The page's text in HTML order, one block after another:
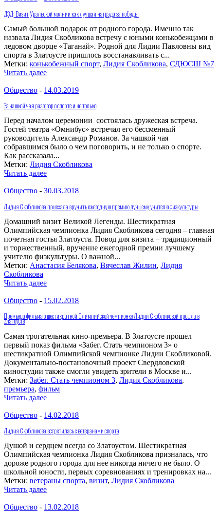
ДЗД: Визит Уральской молнии как лучшая награда за победы
Самый большой подарок от родного города. Именно так
назвала Лидия Скобликова встречу с юными конькобежцами в
ледовом дворце «Таганай». Родной для Лидии Павловны вид
спорта в Златоусте пришлось восстанавливать с...
Метки: конькобежный спорт, Лидия Скобликова, СДЮСШ №7
Читать далее
Общество - 14.03.2019
За чашкой чая разговор о спорте и не только
Перед началом церемонии состоялась дружеская встреча.
Гостей театра «Омнибус» встречал его бессменный
руководитель Александр Романов. За чашкой чая
собравшимся было о чем поговорить, и не только о спорте.
Как рассказала...
Метки: Лидия Скобликова
Читать далее
Общество - 30.03.2018
Лидия Скобликова приехала вручить ежегодную премию лучшему учителю физкультуры
Домашний визит Великой Легенды. Шестикратная
Олимпийская чемпионка Лидия Скобликова сегодня – главная
почетная гостья Златоуста. Повод для визита – традиционный
и торжественный, вручение ежегодной премии лучшему
учителю физкультуры. О важной...
Метки: Анастасия Белякова, Вячеслав Жилин, Лидия
Скобликова
Читать далее
Общество - 15.02.2018
Премьера фильма о шестикратной Олимпийской чемпионке Лидии Скобликовой прошла в
Златоусте
Самая трогательная кино-премьера. В Златоусте прошел
первый показ фильма «Забег. Стать чемпионом 3» о
шестикратной Олимпийской чемпионке Лидии Скобликовой.
Документально-постановочный проект Свердловской
киностудии также смогли увидеть зрители в Москве и...
Метки: Забег. Стать чемпионом 3, Лидия Скобликова,
премьера, фильм
Читать далее
Общество - 14.02.2018
Лидия Скобликова встретилась с ветеранами спорта
Душой и сердцем всегда со Златоустом. Шестикратная
Олимпийская чемпионка Лидия Скобликова призналась, что
дороже родного города для нее никогда ничего не было. О
школьной юности, первых соревнованиях и тренировках на...
Метки: ветераны спорта, визит, Лидия Скобликова
Читать далее
Общество - 13.02.2018